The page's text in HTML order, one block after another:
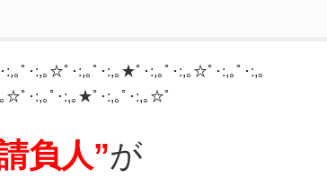
｡ﾟ･:,｡☆ﾟ･:,｡ﾟ･:,｡★ﾟ･:,｡ﾟ･:,｡☆ﾟ･:,｡ﾟ･:,｡
☆ﾟ･:,｡ﾟ･:,｡★ﾟ･:,｡ﾟ･:,｡☆ﾟ
負人”が